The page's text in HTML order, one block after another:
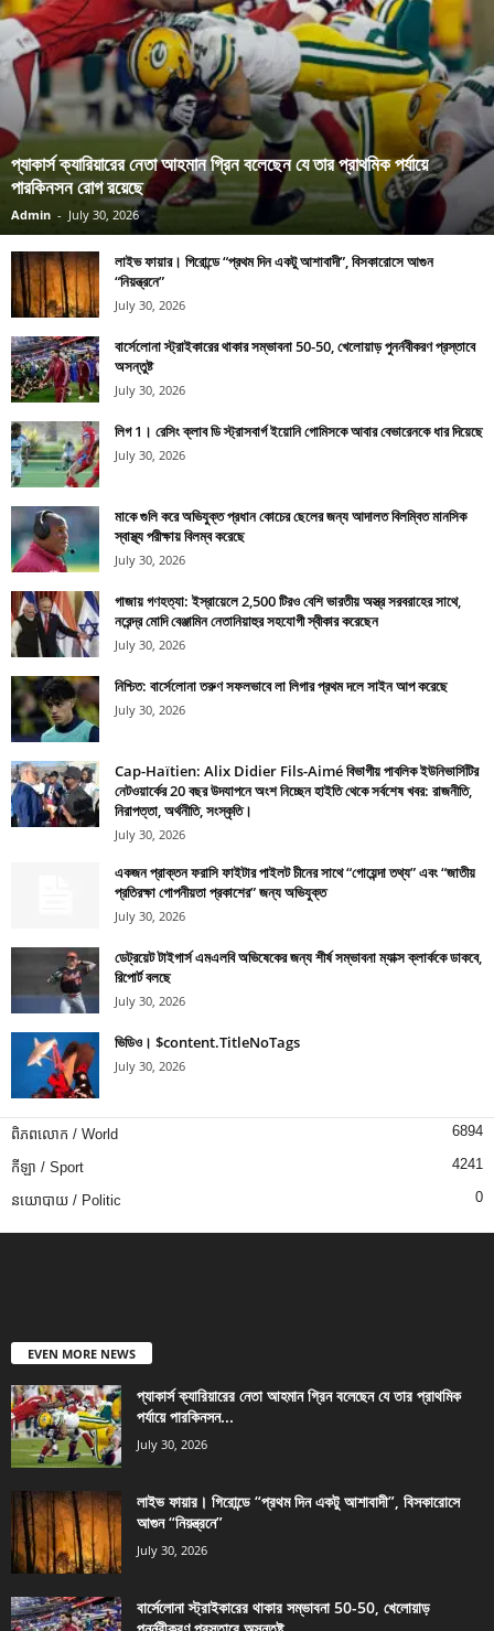
প্যাকার্স ক্যারিয়ারের নেতা আহমান গ্রিন বলেছেন যে তার প্রাথমিক পর্যায়ে
পারকিনসন রোগ রয়েছে
Admin - July 30, 2026
লাইভ ফায়ার। গিরোন্ডে “প্রথম দিন একটু আশাবাদী”, বিসকারোসে আগুন
“নিয়ন্ত্রনে”
July 30, 2026
বার্সেলোনা স্ট্রাইকারের থাকার সম্ভাবনা 50-50, খেলোয়াড় পুনর্নবীকরণ প্রস্তাবে
অসন্তুষ্ট
July 30, 2026
লিগ 1। রেসিং ক্লাব ডি স্ট্রাসবার্গ ইয়োনি গোমিসকে আবার বেভারেনকে ধার দিয়েছে
July 30, 2026
মাকে গুলি করে অভিযুক্ত প্রধান কোচের ছেলের জন্য আদালত বিলম্বিত মানসিক
স্বাস্থ্য পরীক্ষায় বিলম্ব করেছে
July 30, 2026
গাজায় গণহত্যা: ইস্রায়েলে 2,500 টিরও বেশি ভারতীয় অস্ত্র সরবরাহের সাথে,
নরেন্দ্র মোদি বেঞ্জামিন নেতানিয়াহুর সহযোগী স্বীকার করেছেন
July 30, 2026
নিশ্চিত: বার্সেলোনা তরুণ সফলভাবে লা লিগার প্রথম দলে সাইন আপ করেছে
July 30, 2026
Cap-Haïtien: Alix Didier Fils-Aimé বিভাগীয় পাবলিক ইউনিভার্সিটির
নেটওয়ার্কের 20 বছর উদযাপনে অংশ নিচ্ছেন হাইতি থেকে সর্বশেষ খবর: রাজনীতি,
নিরাপত্তা, অর্থনীতি, সংস্কৃতি।
July 30, 2026
একজন প্রাক্তন ফরাসি ফাইটার পাইলট চীনের সাথে “গোয়েন্দা তথ্য” এবং “জাতীয়
প্রতিরক্ষা গোপনীয়তা প্রকাশের” জন্য অভিযুক্ত
July 30, 2026
ডেট্রয়েট টাইগার্স এমএলবি অভিষেকের জন্য শীর্ষ সম্ভাবনা ম্যাক্স ক্লার্ককে ডাকবে,
রিপোর্ট বলছে
July 30, 2026
ভিডিও। $content.TitleNoTags
July 30, 2026
ពិភពលោក / World 6894
កីឡា / Sport 4241
នយោបាយ / Politic 0
EVEN MORE NEWS
প্যাকার্স ক্যারিয়ারের নেতা আহমান গ্রিন বলেছেন যে তার প্রাথমিক
পর্যায়ে পারকিনসন...
July 30, 2026
লাইভ ফায়ার। গিরোন্ডে “প্রথম দিন একটু আশাবাদী”, বিসকারোসে
আগুন “নিয়ন্ত্রনে”
July 30, 2026
বার্সেলোনা স্ট্রাইকারের থাকার সম্ভাবনা 50-50, খেলোয়াড়